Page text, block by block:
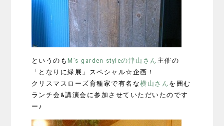
というのもM’s garden styleの津山さん 主催の
「となりに緑展」スペシャル☆企画！
クリスマスローズ育種家で有名な横山さん を囲む
ランチ会&講演会に参加させていただいたのです
ー♪